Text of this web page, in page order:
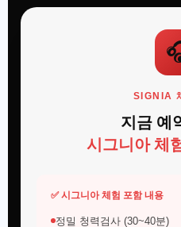
SIGNIA
지금 예
시그니아 체
✅ 시그니아 체험 포함 내용
정밀 청력검사 (30~40분)